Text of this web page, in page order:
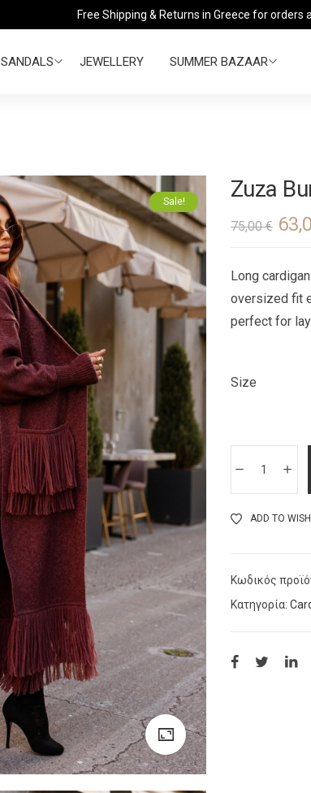
Free Shipping & Returns in Greece for orders
SANDALS JEWELLERY SUMMER BAZAAR
Sale! Zuza
75,00€
Long
oversized fit
perfect for
Size
ADD TO
Κωδικός
Κατηγορία: